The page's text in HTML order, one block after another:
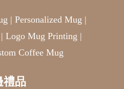
| Personalized Mug |
| Logo Mug Printing |
Coffee Mug
禮品